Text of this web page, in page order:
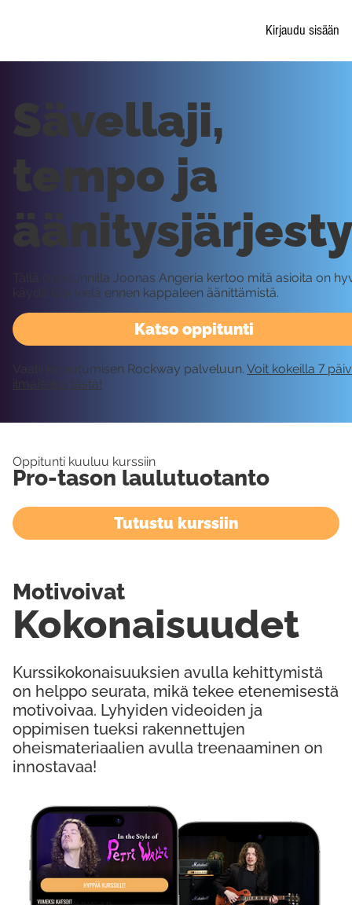
Kirjaudu sisään
Katso oppitunti
Sävellaji,
tempo ja
Tällä oppitunnilla Joonas Angeria kertoo mitä asioita on
käydä läpi vielä ennen kappaleen äänittämistä.
Vaatii kirjautumisen Rockway palveluun. Voit kokeilla 7
ilmaiseksi tästä!
Oppitunti kuuluu kurssiin
Pro-tason laulutuotanto
Tutustu kurssiin
Kurssikokonaisuuksien avulla kehittymistä
on helppo seurata, mikä tekee etenemisestä
motivoivaa. Lyhyiden videoiden ja
oppimisen tueksi rakennettujen
oheismateriaalien avulla treenaaminen on
innostavaa!
Kokonaisuudet
Motivoivat